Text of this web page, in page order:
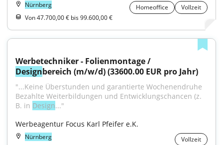
Nürnberg Homeoffice
Vollzeit
Von 47.700,00 € bis 99.600,00 €
Designbereich (m/w/d) (33600.00 EUR pro Jahr)
"...Keine Überstunden und garantierte Wochenendruhe
Bezahlte Weiterbildungen und Entwicklungschancen (z.
B. in Design..."
Werbeagentur Focus Karl Pfeifer e.K.
Nürnberg
Vollzeit